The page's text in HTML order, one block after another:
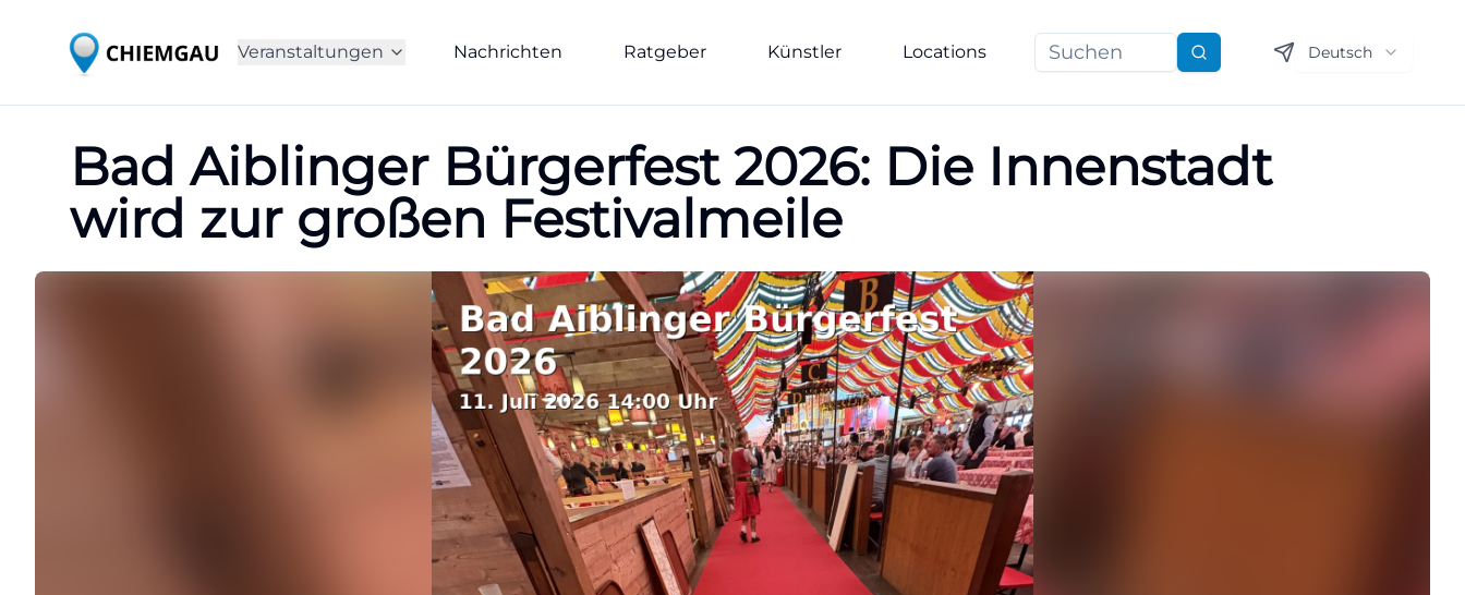
Veranstaltungen Nachrichten Ratgeber Künstler Locations Suchen Deutsch
Bad Aiblinger Bürgerfest 2026: Die Innenstadt
wird zur großen Festivalmeile